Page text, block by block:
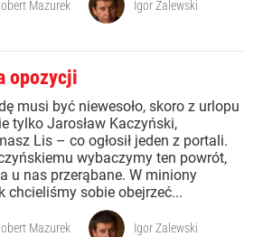
Mazurek Igor Zalewski
opozycji
musi być niewesoło, skoro z urlopu
tylko Jarosław Kaczyński,
Lis – co ogłosił jeden z portali.
wybaczymy ten powrót,
u nas przerąbane. W miniony
chcieliśmy sobie obejrzeć...
Mazurek Igor Zalewski